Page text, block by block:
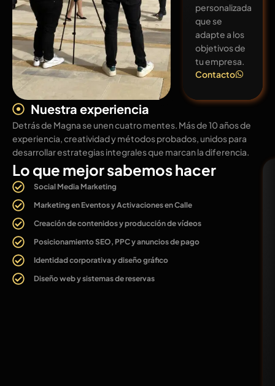
personalizada
que se
adapte a los
objetivos de
tu empresa.
Contacto
Nuestra experiencia
Detrás de Magna se unen cuatro mentes. Más de 10 años de
experiencia, creatividad y métodos probados, unidos para
desarrollar estrategias integrales que marcan la diferencia.
Lo que mejor sabemos hacer
Social Media Marketing
Marketing en Eventos y Activaciones en Calle
Creación de contenidos y producción de vídeos
Posicionamiento SEO, PPC y anuncios de pago
Identidad corporativa y diseño gráfico
Diseño web y sistemas de reservas